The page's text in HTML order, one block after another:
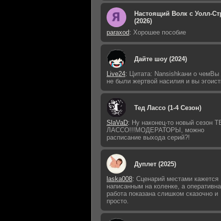
Настоящий Волк с Уолл-
(2026)
paraxod: Хорошее пособие
Дайте шоу (2024)
Live24: Цитата: Nansishkaни о чемВы
не были жертвой насилия и вы
Тед Лассо (1-4 Сезон)
SlaVaD: Ну наконец-то новый сезон
ЛАССО!!!МОДЕРАТОРЫ, можно
расписание выхода серий?!
Дуплет (2025)
laska008: Сценарий местами кажется
написанным на коленке, а
работа показана слишком сказочно и
просто.